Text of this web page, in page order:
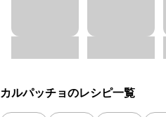
カルパッチョのレシピ一覧